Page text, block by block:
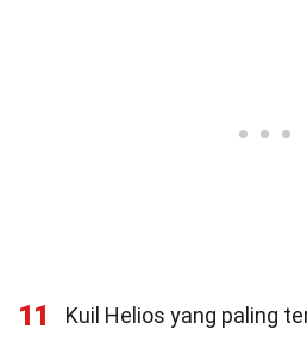
11
Kuil Helios yang paling